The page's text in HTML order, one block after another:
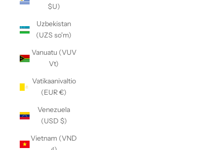
$U)
Uzbekistan
(UZS so'm)
Vanuatu (VUV
Vt)
Vatikaanivaltio
(EUR €)
Venezuela
(USD $)
Vietnam (VND